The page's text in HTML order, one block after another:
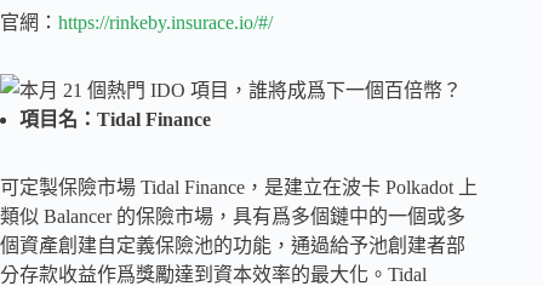
官網： https://rinkeby.insurace.io/#/
項目名：Tidal Finance
可定製保險市場 Tidal Finance，是建立在波卡 Polkadot 上
類似 Balancer 的保險市場，具有爲多個鏈中的一個或多
個資產創建自定義保險池的功能，通過給予池創建者部
分存款收益作爲獎勵達到資本效率的最大化。Tidal